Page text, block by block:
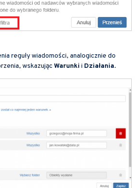
reguły wiadomości, analogicznie do
wskazującWarunki i Działania.